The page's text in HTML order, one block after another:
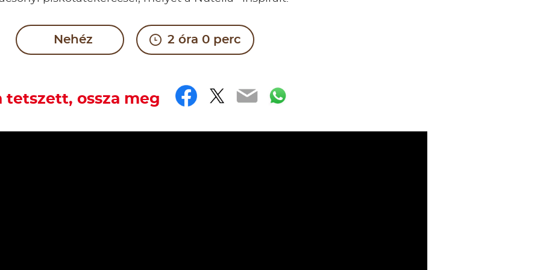
Nehéz 2 óra 0 perc
tetszett, ossza meg Facebook
Twitter
EmailWhatsApp